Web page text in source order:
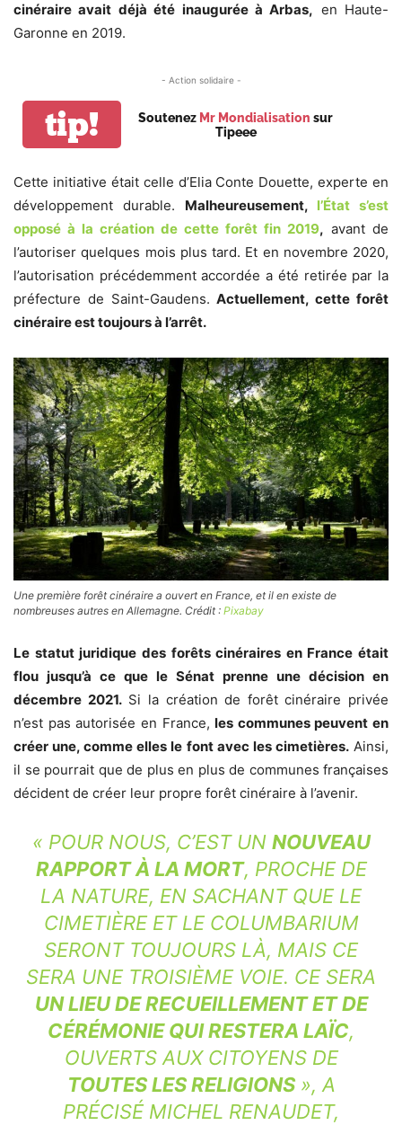
cinéraire avait déjà été inaugurée à Arbas, en Haute-
Garonne en 2019.
- Action solidaire -
tip! Soutenez Mr Mondialisation sur
Tipeee
Cette initiative était celle d’Elia Conte Douette, experte en
développement durable. Malheureusement, l’État s’est
opposé à la création de cette forêt fin 2019, avant de
l’autoriser quelques mois plus tard. Et en novembre 2020,
l’autorisation précédemment accordée a été retirée par la
préfecture de Saint-Gaudens.Actuellement, cette forêt
cinéraire est toujours à l’arrêt.
Une première forêt cinéraire a ouvert en France, et il en existe de
nombreuses autres en Allemagne. Crédit : Pixabay
Le statut juridique des forêts cinéraires en France était
flou jusqu’à ce que le Sénat prenne une décision en
décembre 2021.Si la création de forêt cinéraire privée
n’est pas autorisée en France,les communes peuvent en
créer une, comme elles le font avec les cimetières.Ainsi,
il se pourrait que de plus en plus de communes françaises
décident de créer leur propre forêt cinéraire à l’avenir.
« POUR NOUS, C’EST UN NOUVEAU
RAPPORT À LA MORT, PROCHE DE
LA NATURE, EN SACHANT QUE LE
CIMETIÈRE ET LE COLUMBARIUM
SERONT TOUJOURS LÀ, MAIS CE
SERA UNE TROISIÈME VOIE. CE SERA
UN LIEU DE RECUEILLEMENT ET DE
CÉRÉMONIE QUI RESTERA LAÏC,
OUVERTS AUX CITOYENS DE
TOUTES LES RELIGIONS», A
PRÉCISÉ MICHEL RENAUDET,